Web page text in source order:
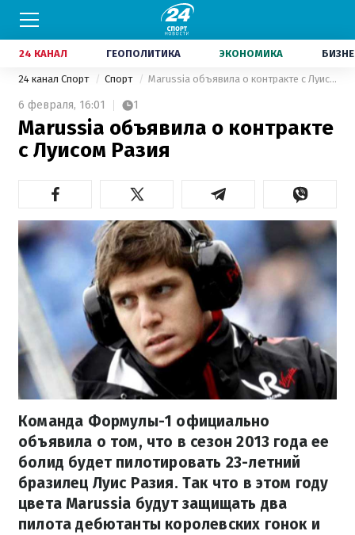
24 КАНАЛ ГЕОПОЛИТИКА ЭКОНОМИКА
24 канал Спорт Спорт Marussia объявила о контракте с Луисом Разия
6 февраля, 16:01 1
Marussia объявила о контракте
с Луисом Разия
Команда Формулы-1 официально
объявила о том, что в сезон 2013 года ее
болид будет пилотировать 23-летний
бразилец Луис Разия. Так что в этом году
цвета Marussia будут защищать два
пилота дебютанты королевских гонок и